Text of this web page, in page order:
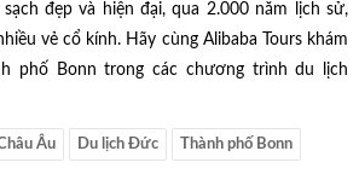
đẹp và hiện đại, qua 2.000 năm lịch sử,
vẻ cổ kính. Hãy cùng Alibaba Tours khám
phố Bonn trong các chương trình du lịch
Âu Du lịch Đức Thành phố Bonn